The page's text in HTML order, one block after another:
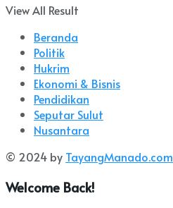
View All Result
Beranda
Politik
Hukrim
Ekonomi & Bisnis
Pendidikan
Seputar Sulut
Nusantara
© 2024 by TayangManado.com
Welcome Back!